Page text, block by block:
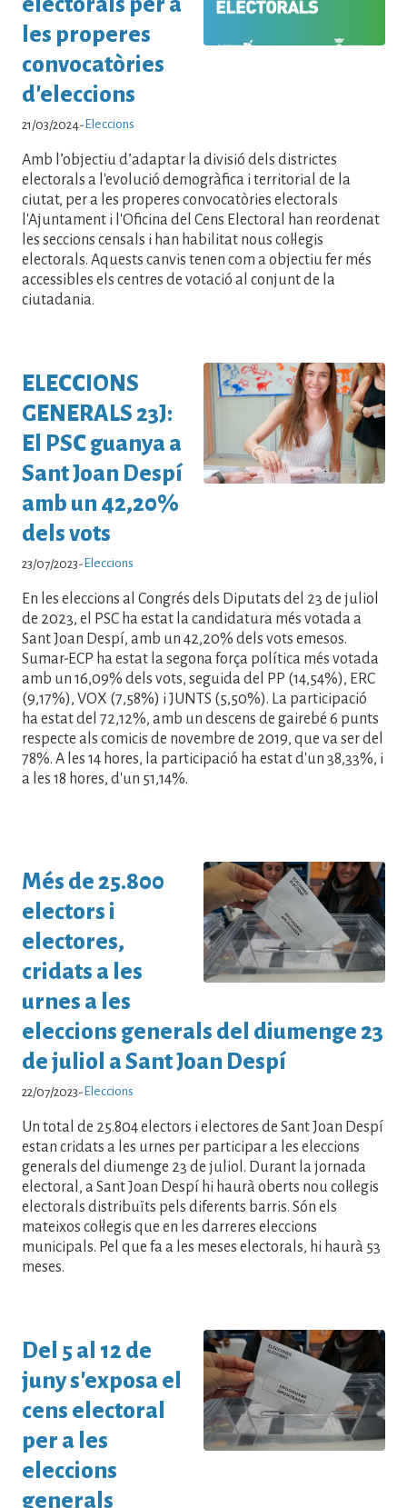
les properes
convocatòries
d'eleccions
21/03/2024- Eleccions
Amb l’objectiu d’adaptar la divisió dels districtes
electorals a l'evolució demogràfica i territorial de la
ciutat, per a les properes convocatòries electorals
l'Ajuntament i l'Oficina del Cens Electoral han reordenat
les seccions censals i han habilitat nous col·legis
electorals. Aquests canvis tenen com a objectiu fer més
accessibles els centres de votació al conjunt de la
ciutadania.
ELECCIONS
GENERALS 23J:
El PSC guanya a
Sant Joan Despí
amb un 42,20%
dels vots
23/07/2023-Eleccions
En les eleccions al Congrés dels Diputats del 23 de juliol
de 2023, el PSC ha estat la candidatura més votada a
Sant Joan Despí, amb un 42,20% dels vots emesos.
Sumar-ECP ha estat la segona força política més votada
amb un 16,09% dels vots, seguida del PP (14,54%), ERC
(9,17%), VOX (7,58%) i JUNTS (5,50%). La participació
ha estat del 72,12%, amb un descens de gairebé 6 punts
respecte als comicis de novembre de 2019, que va ser del
78%. A les 14 hores, la participació ha estat d'un 38,33%, i
a les 18 hores, d'un 51,14%.
Més de 25.800
electors i
electores,
cridats a les
urnes a les
eleccions generals del diumenge 23
de juliol a Sant Joan Despí
22/07/2023- Eleccions
Un total de 25.804 electors i electores de Sant Joan Despí
estan cridats a les urnes per participar a les eleccions
generals del diumenge 23 de juliol. Durant la jornada
electoral, a Sant Joan Despí hi haurà oberts nou col·legis
electorals distribuïts pels diferents barris. Són els
mateixos col·legis que en les darreres eleccions
municipals. Pel que fa a les meses electorals, hi haurà 53
meses.
Del 5 al 12 de
juny s'exposa el
cens electoral
per a les
eleccions
generals